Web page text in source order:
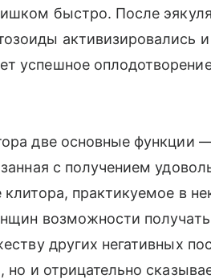
быстро. После
активизировались и
успешное
две основные функции
с получением
практикуемое в
возможности получать
других негативных
и отрицательно